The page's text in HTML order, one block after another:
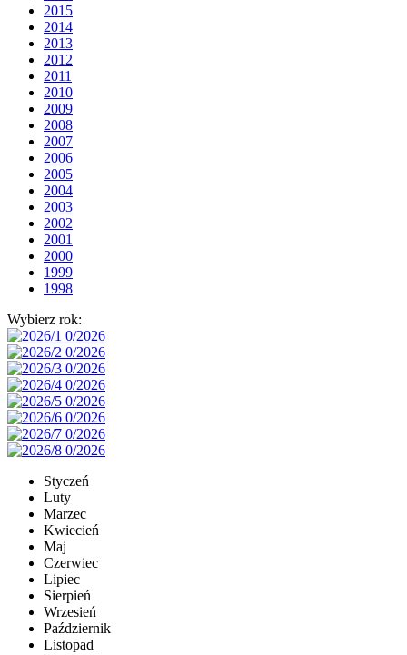
2015
2014
2013
2012
2011
2010
2009
2008
2007
2006
2005
2004
2003
2002
2001
2000
1999
1998
Wybierz rok:
Styczeń
Luty
Marzec
Kwiecień
Maj
Czerwiec
Lipiec
Sierpień
Wrzesień
Październik
Listopad